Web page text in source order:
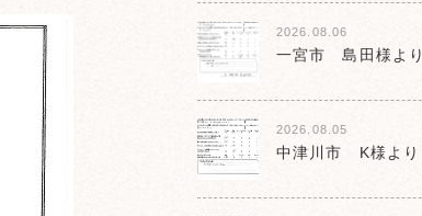
2026.08.06
一宮市 島田様より
2026.08.05
中津川市 K様より